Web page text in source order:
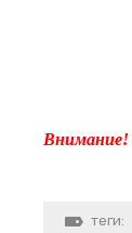
Внимание!
теги: